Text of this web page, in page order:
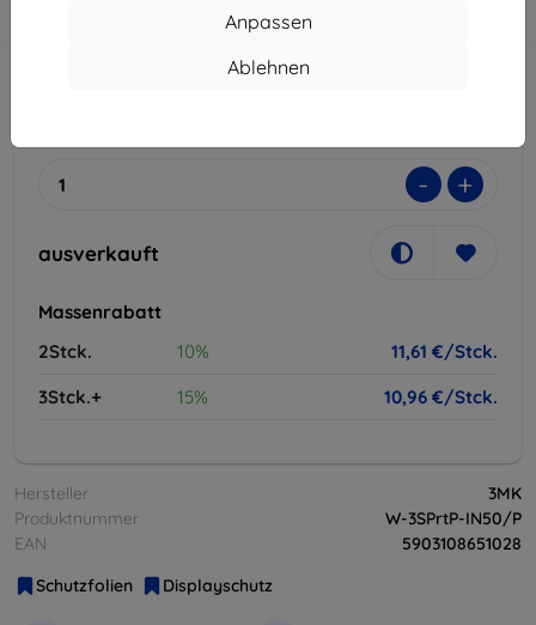
Anpassen
Ablehnen
Rabatt mit Gutschein
- +
ausverkauft
Massenrabatt
2Stck.
10%
11,61 €/Stck.
3Stck.+
15% 10,96 €/Stck.
Hersteller
3MK
Produktnummer
W-3SPrtP-IN50/P
EAN
5903108651028
Schutzfolien
Displayschutz